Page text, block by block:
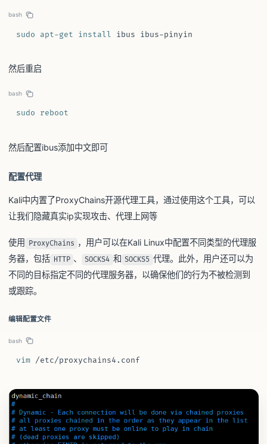
bash
sudo apt-get install ibus ibus-pinyin
然后重启
bash
sudo reboot
然后配置ibus添加中文即可
配置代理
Kali中内置了ProxyChains开源代理工具，通过使用这个工具，可以
让我们隐藏真实ip实现攻击、代理上网等
使用 ProxyChains ，用户可以在Kali Linux中配置不同类型的代理服
务器，包括 HTTP 、 SOCKS4 和 SOCKS5 代理。此外，用户还可以为
不同的目标指定不同的代理服务器，以确保他们的行为不被检测到
或跟踪。
编辑配置文件
bash
vim /etc/proxychains4.conf